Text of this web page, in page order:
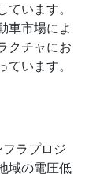
います。
車市場によ
クチャにお
います。
ラプロジ
域の電圧低